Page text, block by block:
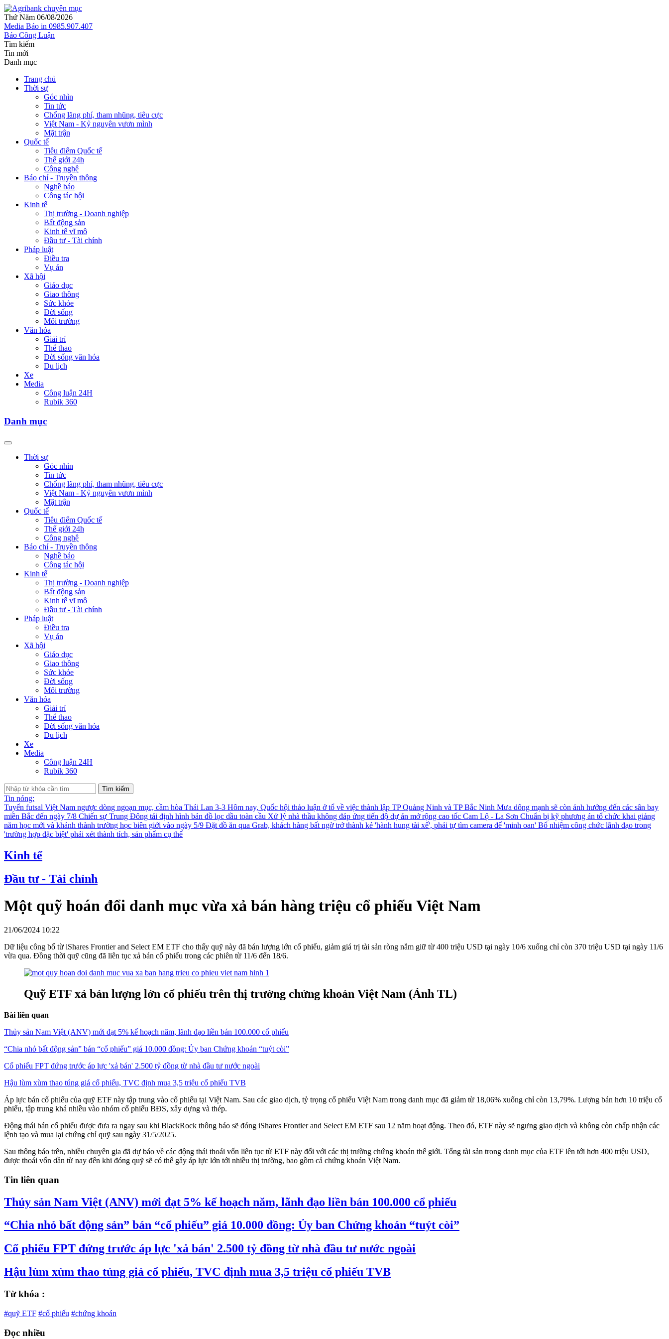
Thứ Năm 06/08/2026
Media Báo in 0985.907.407
Báo Công Luận
Tìm kiếm
Tin mới
Danh mục
Trang chủ
Thời sự
Góc nhìn
Tin tức
Chống lãng phí, tham nhũng, tiêu cực
Việt Nam - Kỷ nguyên vươn mình
Mặt trận
Quốc tế
Tiêu điểm Quốc tế
Thế giới 24h
Công nghệ
Báo chí - Truyền thông
Nghề báo
Công tác hội
Kinh tế
Thị trường - Doanh nghiệp
Bất động sản
Kinh tế vĩ mô
Đầu tư - Tài chính
Pháp luật
Điều tra
Vụ án
Xã hội
Giáo dục
Giao thông
Sức khỏe
Đời sống
Môi trường
Văn hóa
Giải trí
Thể thao
Đời sống văn hóa
Du lịch
Xe
Media
Công luận 24H
Rubik 360
Danh mục
Thời sự
Góc nhìn
Tin tức
Chống lãng phí, tham nhũng, tiêu cực
Việt Nam - Kỷ nguyên vươn mình
Mặt trận
Quốc tế
Tiêu điểm Quốc tế
Thế giới 24h
Công nghệ
Báo chí - Truyền thông
Nghề báo
Công tác hội
Kinh tế
Thị trường - Doanh nghiệp
Bất động sản
Kinh tế vĩ mô
Đầu tư - Tài chính
Pháp luật
Điều tra
Vụ án
Xã hội
Giáo dục
Giao thông
Sức khỏe
Đời sống
Môi trường
Văn hóa
Giải trí
Thể thao
Đời sống văn hóa
Du lịch
Xe
Media
Công luận 24H
Rubik 360
Tìm kiếm
Tin nóng:
Tuyển futsal Việt Nam ngược dòng ngoạn mục, cầm hòa Thái Lan 3-3 Hôm nay, Quốc hội thảo luận ở tổ về việc thành lập TP Quảng Ninh và TP Bắc Ninh Mưa dông mạnh sẽ còn ảnh hưởng đến các sân bay
miền Bắc đến ngày 7/8 Chiến sự Trung Đông tái định hình bản đồ lọc dầu toàn cầu Xử lý nhà thầu không đáp ứng tiến độ dự án mở rộng cao tốc Cam Lộ - La Sơn Chuẩn bị kỹ phương án tổ chức khai giảng
năm học mới và khánh thành trường học biên giới vào ngày 5/9 Đặt đồ ăn qua Grab, khách hàng bất ngờ trở thành kẻ 'hành hung tài xế', phải tự tìm camera để 'minh oan' Bổ nhiệm công chức lãnh đạo trong
'trường hợp đặc biệt' phải xét thành tích, sản phẩm cụ thể
Kinh tế
Đầu tư - Tài chính
Một quỹ hoán đổi danh mục vừa xả bán hàng triệu cổ phiếu Việt Nam
21/06/2024 10:22
Dữ liệu công bố từ iShares Frontier and Select EM ETF cho thấy quỹ này đã bán lượng lớn cổ phiếu, giảm giá trị tài sản ròng nắm giữ từ 400 triệu USD tại ngày 10/6 xuống chỉ còn 370 triệu USD tại ngày 11/6
vừa qua. Đồng thời quỹ cũng đã liên tục xả bán cổ phiếu trong các phiên từ 11/6 đến 18/6.
Quỹ ETF xả bán lượng lớn cổ phiếu trên thị trường chứng khoán Việt Nam (Ảnh TL)
Bài liên quan
Thủy sản Nam Việt (ANV) mới đạt 5% kế hoạch năm, lãnh đạo liền bán 100.000 cổ phiếu
“Chia nhỏ bất động sản” bán “cổ phiếu” giá 10.000 đồng: Ủy ban Chứng khoán “tuýt còi”
Cổ phiếu FPT đứng trước áp lực 'xả bán' 2.500 tỷ đồng từ nhà đầu tư nước ngoài
Hậu lùm xùm thao túng giá cổ phiếu, TVC định mua 3,5 triệu cổ phiếu TVB
Áp lực bán cổ phiếu của quỹ ETF này tập trung vào cổ phiếu tại Việt Nam. Sau các giao dịch, tỷ trọng cổ phiếu Việt Nam trong danh mục đã giảm từ 18,06% xuống chỉ còn 13,79%. Lượng bán hơn 10 triệu cổ
phiếu, tập trung khá nhiều vào nhóm cổ phiếu BĐS, xây dựng và thép.
Động thái bán cổ phiếu được đưa ra ngay sau khi BlackRock thông báo sẽ đóng iShares Frontier and Select EM ETF sau 12 năm hoạt động. Theo đó, ETF này sẽ ngưng giao dịch và không còn chấp nhận các
lệnh tạo và mua lại chứng chỉ quỹ sau ngày 31/5/2025.
Sau thông báo trên, nhiều chuyên gia đã dự báo về các động thái thoái vốn liên tục từ ETF này đối với các thị trường chứng khoán thế giới. Tổng tài sản trong danh mục của ETF lên tới hơn 400 triệu USD,
được thoái vốn dần từ nay đến khi đóng quỹ sẽ có thể gây áp lực lớn tới nhiều thị trường, bao gồm cả chứng khoán Việt Nam.
Tin liên quan
Thủy sản Nam Việt (ANV) mới đạt 5% kế hoạch năm, lãnh đạo liền bán 100.000 cổ phiếu
“Chia nhỏ bất động sản” bán “cổ phiếu” giá 10.000 đồng: Ủy ban Chứng khoán “tuýt còi”
Cổ phiếu FPT đứng trước áp lực 'xả bán' 2.500 tỷ đồng từ nhà đầu tư nước ngoài
Hậu lùm xùm thao túng giá cổ phiếu, TVC định mua 3,5 triệu cổ phiếu TVB
Từ khóa :
#quỹ ETF #cổ phiếu #chứng khoán
Đọc nhiều